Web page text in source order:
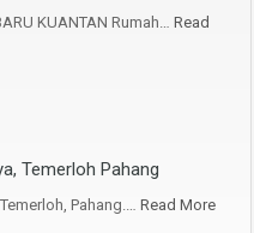
KUANTAN Rumah… Read
Temerloh Pahang
Pahang.… Read More